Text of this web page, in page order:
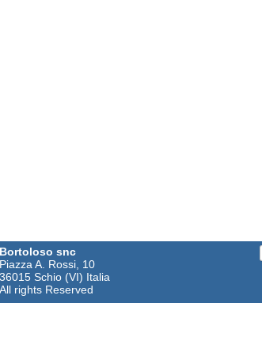
Bortoloso snc
Piazza A. Rossi, 10
36015 Schio (VI) Italia
All rights Reserved